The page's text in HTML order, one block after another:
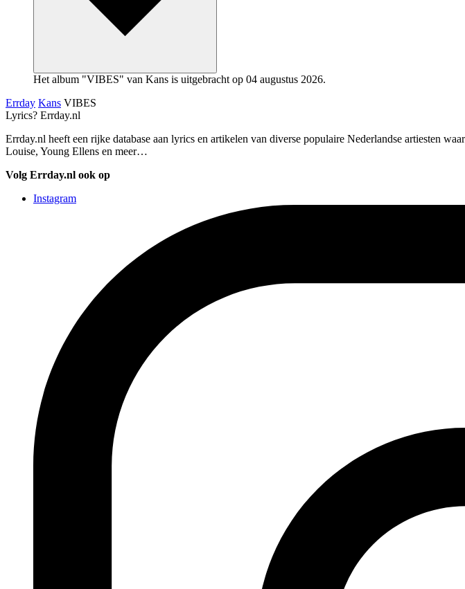
Het album "VIBES" van Kans is uitgebracht op 04 augustus 2026.
Errday Kans VIBES
Lyrics? Errday.nl
Errday.nl heeft een rijke database aan lyrics en artikelen van diverse populaire Nederlandse artiesten
Louise, Young Ellens en meer…
Volg Errday.nl ook op
Instagram